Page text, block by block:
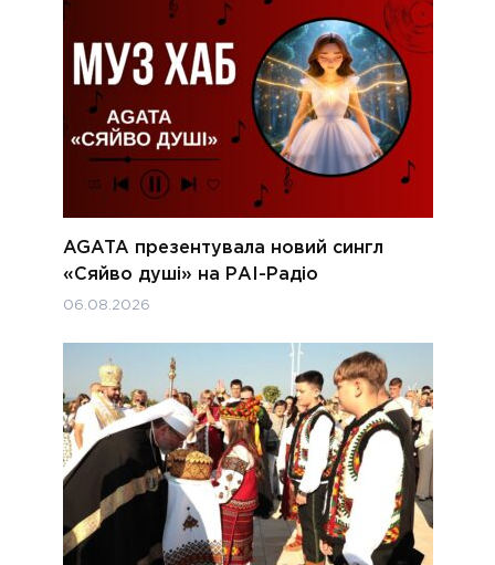
AGATA презентувала новий сингл
«Сяйво душі» на РАІ-Радіо
06.08.2026